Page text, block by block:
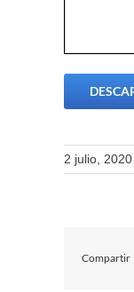
2 julio, 2020
Compartir